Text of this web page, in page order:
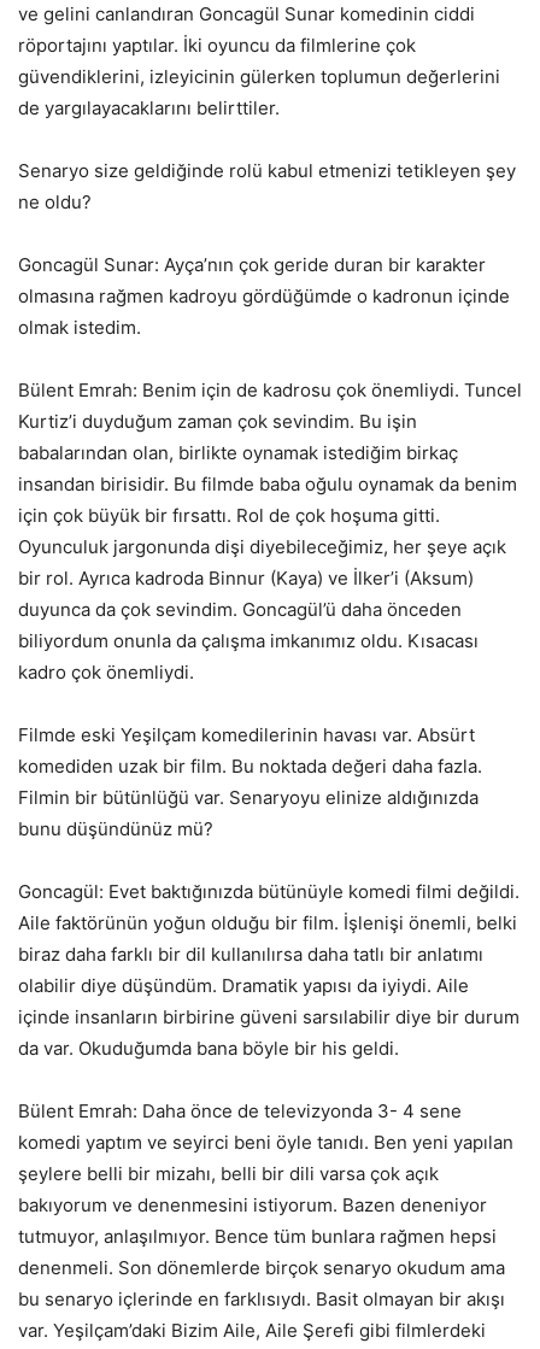
ve gelini canlandıran Goncagül Sunar komedinin ciddi
röportajını yaptılar. İki oyuncu da filmlerine çok
güvendiklerini, izleyicinin gülerken toplumun değerlerini
de yargılayacaklarını belirttiler.
Senaryo size geldiğinde rolü kabul etmenizi tetikleyen şey
ne oldu?
Goncagül Sunar: Ayça’nın çok geride duran bir karakter
olmasına rağmen kadroyu gördüğümde o kadronun içinde
olmak istedim.
Bülent Emrah: Benim için de kadrosu çok önemliydi. Tuncel
Kurtiz’i duyduğum zaman çok sevindim. Bu işin
babalarından olan, birlikte oynamak istediğim birkaç
insandan birisidir. Bu filmde baba oğulu oynamak da benim
için çok büyük bir fırsattı. Rol de çok hoşuma gitti.
Oyunculuk jargonunda dişi diyebileceğimiz, her şeye açık
bir rol. Ayrıca kadroda Binnur (Kaya) ve İlker’i (Aksum)
duyunca da çok sevindim. Goncagül’ü daha önceden
biliyordum onunla da çalışma imkanımız oldu. Kısacası
kadro çok önemliydi.
Filmde eski Yeşilçam komedilerinin havası var. Absürt
komediden uzak bir film. Bu noktada değeri daha fazla.
Filmin bir bütünlüğü var. Senaryoyu elinize aldığınızda
bunu düşündünüz mü?
Goncagül: Evet baktığınızda bütünüyle komedi filmi değildi.
Aile faktörünün yoğun olduğu bir film. İşlenişi önemli, belki
biraz daha farklı bir dil kullanılırsa daha tatlı bir anlatımı
olabilir diye düşündüm. Dramatik yapısı da iyiydi. Aile
içinde insanların birbirine güveni sarsılabilir diye bir durum
da var. Okuduğumda bana böyle bir his geldi.
Bülent Emrah: Daha önce de televizyonda 3- 4 sene
komedi yaptım ve seyirci beni öyle tanıdı. Ben yeni yapılan
şeylere belli bir mizahı, belli bir dili varsa çok açık
bakıyorum ve denenmesini istiyorum. Bazen deneniyor
tutmuyor, anlaşılmıyor. Bence tüm bunlara rağmen hepsi
denenmeli. Son dönemlerde birçok senaryo okudum ama
bu senaryo içlerinde en farklısıydı. Basit olmayan bir akışı
var. Yeşilçam’daki Bizim Aile, Aile Şerefi gibi filmlerdeki